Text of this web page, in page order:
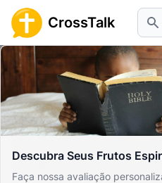
CrossTalk
Descubra Seus Frutos
Faça nossa avaliação
Home Arquivo de
Início
Arquivo de
Nosso blog